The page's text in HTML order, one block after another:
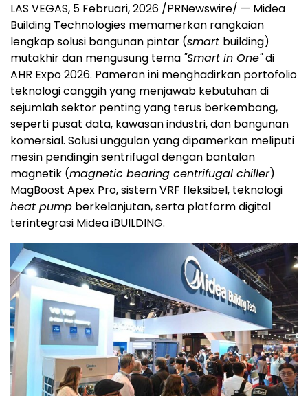
LAS VEGAS, 5 Februari, 2026 /PRNewswire/ — Midea
Building Technologies memamerkan rangkaian
lengkap solusi bangunan pintar (smart building)
mutakhir dan mengusung tema "Smart in One"di
AHR Expo 2026. Pameran ini menghadirkan portofolio
teknologi canggih yang menjawab kebutuhan di
sejumlah sektor penting yang terus berkembang,
seperti pusat data, kawasan industri, dan bangunan
komersial. Solusi unggulan yang dipamerkan meliputi
mesin pendingin sentrifugal dengan bantalan
magnetik (magnetic bearing centrifugal chiller)
MagBoost Apex Pro, sistem VRF fleksibel, teknologi
heat pump berkelanjutan, serta platform digital
terintegrasi Midea iBUILDING.